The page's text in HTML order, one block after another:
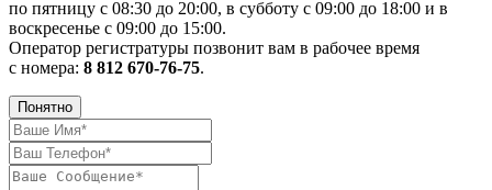
по пятницу с 08:30 до 20:00, в субботу с 09:00 до 18:00 и в
воскресенье с 09:00 до 15:00.
Оператор регистратуры позвонит вам в рабочее время
с номера: 8 812 670-76-75.
Понятно